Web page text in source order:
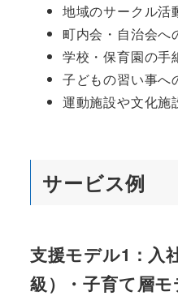
地域のサークル活
町内会・自治会へ
学校・保育園の手
子どもの習い事へ
運動施設や文化施
サービス例
支援モデル1 ：入
級）・子育て層